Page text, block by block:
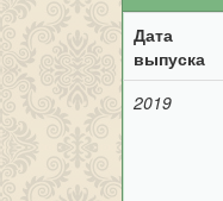
Дата
выпуска
2019